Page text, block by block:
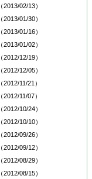
（2013/02/13）
（2013/01/30）
（2013/01/16）
（2013/01/02）
（2012/12/19）
（2012/12/05）
（2012/11/21）
（2012/11/07）
（2012/10/24）
（2012/10/10）
（2012/09/26）
（2012/09/12）
（2012/08/29）
（2012/08/15）